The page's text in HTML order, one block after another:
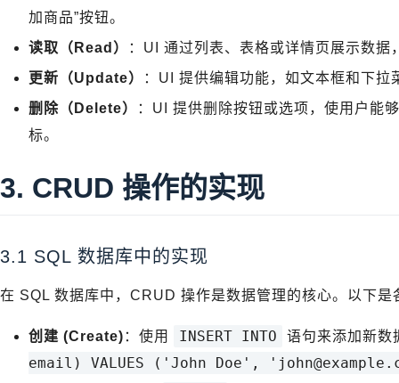
加商品”按钮。
读取（Read）
：UI 通过列表、表格或详情页展示数
更新（Update）
：UI 提供编辑功能，如文本框和下
删除（Delete）
：UI 提供删除按钮或选项，使用户能
标。
3. CRUD 操作的实现
3.1 SQL 数据库中的实现
在 SQL 数据库中，CRUD 操作是数据管理的核心。以下是
创建 (Create) ：使用 INSERT INTO 语句来添加新数
email) VALUES ('John Doe',